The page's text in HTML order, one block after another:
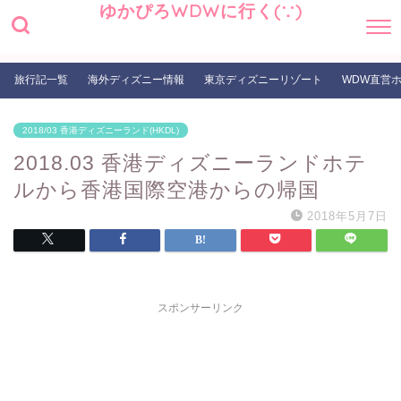
ゆかぴろWDWに行く(∵)
旅行記一覧 海外ディズニー情報 東京ディズニーリゾート WDW直営
2018/03 香港ディズニーランド(HKDL)
2018.03 香港ディズニーランドホテ
ルから香港国際空港からの帰国
2018年5月7日
スポンサーリンク